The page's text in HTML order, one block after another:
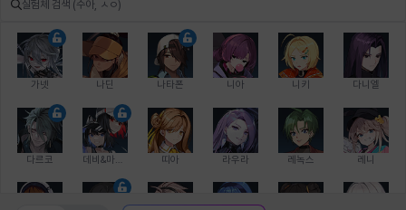
가넷 나딘 나타폰 니아 니키 다니엘
다르코 띠아 라우라 레녹스 레니